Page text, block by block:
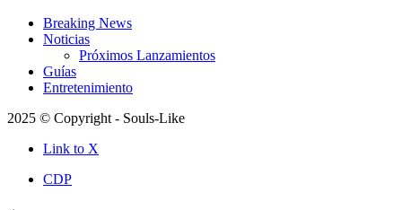
Breaking News
Noticias
Próximos Lanzamientos
Guías
Entretenimiento
2025 © Copyright - Souls-Like
Link to X
CDP